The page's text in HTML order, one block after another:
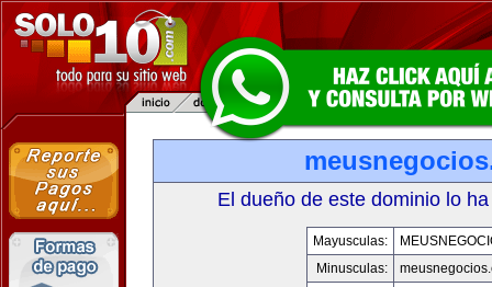
El dueño de este dominio lo
Mayusculas:
Minusculas: